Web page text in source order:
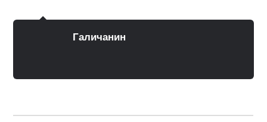
Галичанин